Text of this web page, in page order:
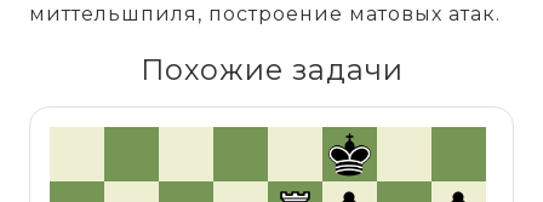
миттельшпиля, построение матовых атак.
Похожие задачи